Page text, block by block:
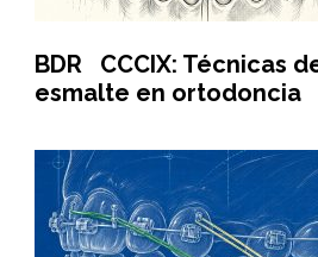
BDR CCCIX: Técnicas
esmalte en ortodoncia